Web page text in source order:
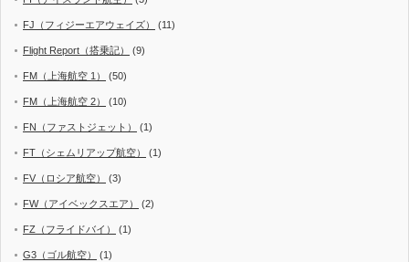
FJ（フィジーエアウェイズ） (11)
Flight Report（搭乗記） (9)
FM（上海航空 1） (50)
FM（上海航空 2） (10)
FN（ファストジェット） (1)
FT（シェムリアップ航空） (1)
FV（ロシア航空） (3)
FW（アイベックスエア） (2)
FZ（フライドバイ） (1)
G3（ゴル航空） (1)